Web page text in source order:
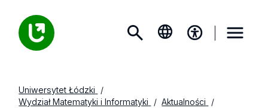
Uniwersytet Łódzki
Wydział Matematyki i Informatyki
Aktualności